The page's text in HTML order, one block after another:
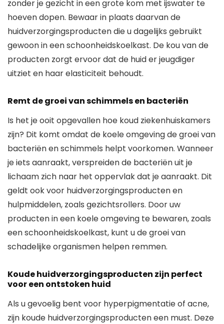
zonder je gezicht in een grote kom met ijswater te
hoeven dopen. Bewaar in plaats daarvan de
huidverzorgingsproducten die u dagelijks gebruikt
gewoon in een schoonheidskoelkast. De kou van de
producten zorgt ervoor dat de huid er jeugdiger
uitziet en haar elasticiteit behoudt.
Remt de groei van schimmels en bacteriën
Is het je ooit opgevallen hoe koud ziekenhuiskamers
zijn? Dit komt omdat de koele omgeving de groei van
bacteriën en schimmels helpt voorkomen. Wanneer
je iets aanraakt, verspreiden de bacteriën uit je
lichaam zich naar het oppervlak dat je aanraakt. Dit
geldt ook voor huidverzorgingsproducten en
hulpmiddelen, zoals gezichtsrollers. Door uw
producten in een koele omgeving te bewaren, zoals
een schoonheidskoelkast, kunt u de groei van
schadelijke organismen helpen remmen.
Koude huidverzorgingsproducten zijn perfect
voor een ontstoken huid
Als u gevoelig bent voor hyperpigmentatie of acne,
zijn koude huidverzorgingsproducten een must. Deze